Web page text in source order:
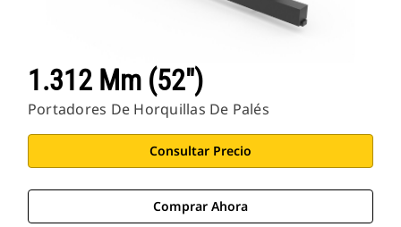
1.312 Mm (52")
Portadores De Horquillas De Palés
Consultar Precio
Comprar Ahora